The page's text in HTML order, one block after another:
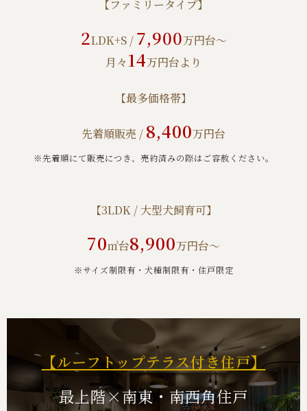
【ファミリータイプ】
2LDK+S / 7,900万円台～
月々 14万円台より
【最多価格帯】
先着順販売 / 8,400万円台
※先着順にて販売につき、売約済みの際はご容赦ください。
【3LDK / 大型犬飼育可】
70㎡台8,900万円台～
※サイズ制限有・犬種制限有・住⼾限定
【ルーフトップテラス付き住戸】
最上階×南東・南西角住戸